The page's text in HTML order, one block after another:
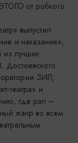
от робкого
выпустил
и наказание»,
из лучших
Достоевского.
ЗИЛ,
театра» и
где рэп –
жанр во всем